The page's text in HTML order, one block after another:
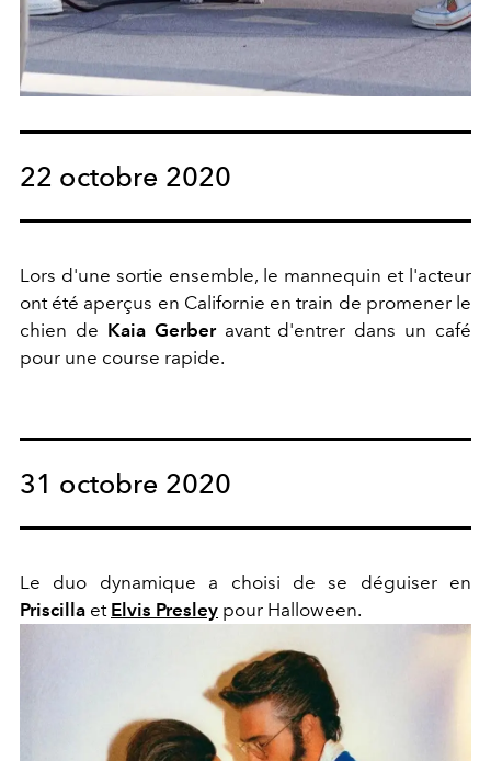
22 octobre 2020
Lors d'une sortie ensemble, le mannequin et l'acteur
ont été aperçus en Californie en train de promener le
chien de Kaia Gerberavant d'entrer dans un café
pour une course rapide.
31 octobre 2020
Le duo dynamique a choisi de se déguiser en
Priscilla et Elvis Presley pour Halloween.